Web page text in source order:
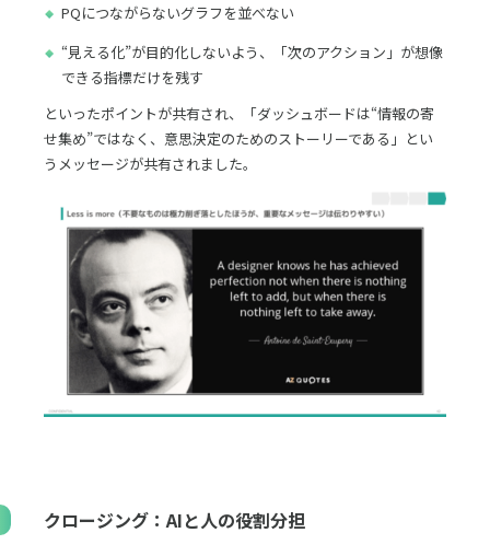
PQにつながらないグラフを並べない
“見える化”が目的化しないよう、「次のアクション」が想像
できる指標だけを残す
といったポイントが共有され、「ダッシュボードは“情報の寄
せ集め”ではなく、意思決定のためのストーリーである」とい
うメッセージが共有されました。
クロージング：AIと人の役割分担